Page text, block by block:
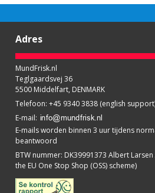
Adres
MundFrisk.nl
Teglgaardsvej 36
5500 Middelfart, DENMARK
Telefoon: +45 9340 3838 (english
E-mail:
E-mails worden binnen 3 uur tijdens
beantwoord
BTW nummer: DK39991373 Albert
the EU One Stop Shop (OSS) scheme)